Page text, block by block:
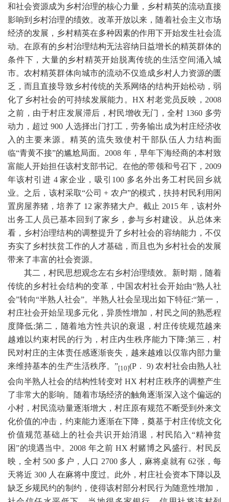
和社会资源成为乡村治理的核心力量，乡村精英的流动直接
影响到乡村治理的绩效。改革开放以来，随着社会主义市场
经济的发展，乡村精英在多种因素的作用下开始发生社会流
动。在原有的乡村治理结构无法容纳日益增长的精英群体的
条件下，大量的乡村精英开始脱离传统的生活空间涌入城
市。农村精英群体向城市的流动不仅造成乡村人力资源的匮
乏，而且直接导致乡村传统的关系网络的结构开始松动，弱
化了乡村社会的可持续发展能力。 HX村老党员反映， 2008
之前，由于村庄发展滞后，村民增收无门，全村 1360 多劳
动力，超过900 人选择出门打工，劳务输出成为村庄经济收
入的主要来源。精英的流失致使村干部队伍人力结构面
临“青黄不接”的尴尬局面。 2008 年，早年下海经商的本村致
富能人开始担任该村支部书记。在他的带领和号召下， 2009
年该村引进 4家企业，吸引 100 多名外出务工村民回乡就
业。之后，该村采取“公司+ 农户”的模式，扶持村民利用闲
置房屋养猪，培养了 12 家养猪大户。截止 2015 年，该村外
出务工人员已基本回到了家乡，参与乡村建设。从总体来
看，乡村治理结构的调整提升了乡村社会的容纳能力，不仅
夯实了乡村扶贫工作的人才基础，而且也为乡村社会的发展
带来了丰富的社会资源。
其二，村民思想观念左右乡村治理绩效。新时期，随着
传统的乡村社会结构的变革，中国农村社会开始由“熟人社
会”转向“半熟人社会”。半熟人社会呈现出如下特征:“第一，
村庄社会开始呈现多元化，异质性增加，村民之间的熟悉程
度降低;第二，随着地方性共识的衰退，村庄传统规范越来
越难以约束村民的行为，村庄内生秩序能力下降;第三，村
民对村庄的主体责任感逐渐丧失，越来越难以仅靠内部力量
来维持基本的生产生活秩序。”[10](P ．9)农村社会由熟人社
会向半熟人社会的结构性转变对HX村村庄秩序的调整产生
了非常大的影响。随着市场经济的触角逐渐深入这个偏远的
小村，村民流动量逐渐增大，村庄原有规范不断受到外来文
化价值的冲击，约束能力逐渐在下降，奠基于村庄传统文化
价值规范基础上的社会共识开始消退，村民陷入“精神贫
困”的境遇当中。 2008 年之前 HX村赌博之风盛行。村民反
映，全村 500 多户，人口 2700 多人，麻将桌就有62张，每
天将近300 人在麻将中度过。此外，村庄社会资本下降以及
缺乏乡规民约的制约，使得该村部分村民行为随意性增加，